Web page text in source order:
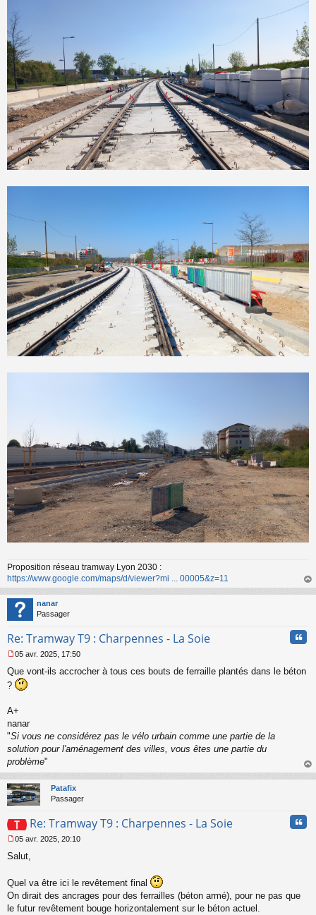
s
a
g
e
n
o
n
l
u
Proposition réseau tramway Lyon 2030 :
https://www.google.com/maps/d/viewer?mi ... 00005&z=11
au
nanar
Passager
Re: Tramway T9 : Charpennes - La Soie
e
s
g
e
n
o
l
u
05 avr. 2025, 17:50
Que vont-ils accrocher à tous ces bouts de ferraille plantés dans le béton
?
A+
nanar
"Si vous ne considérez pas le vélo urbain comme une partie de la
solution pour l'aménagement des villes, vous êtes une partie du
problème"
au
Patafix
Passager
Re: Tramway T9 : Charpennes - La Soie
e
a
g
e
05 avr. 2025, 20:10
Salut,
Quel va être ici le revêtement final
On dirait des ancrages pour des ferrailles (béton armé), pour ne pas que
le futur revêtement bouge horizontalement sur le béton actuel.